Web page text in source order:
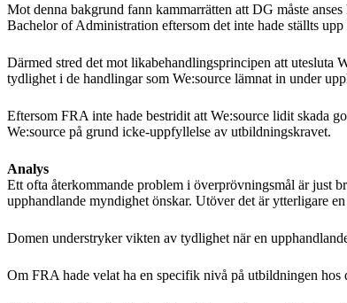
Mot denna bakgrund fann kammarrätten att DG måste
Bachelor of Administration eftersom det inte hade ställts
Därmed stred det mot likabehandlingsprincipen att
tydlighet i de handlingar som We:source lämnat in under
Eftersom FRA inte hade bestridit att We:source lidit skada
We:source på grund icke-uppfyllelse av utbildningskravet.
Analys
Ett ofta återkommande problem i överprövningsmål är just
upphandlande myndighet önskar. Utöver det är ytterligare
Domen understryker vikten av tydlighet när en
Om FRA hade velat ha en specifik nivå på utbildningen